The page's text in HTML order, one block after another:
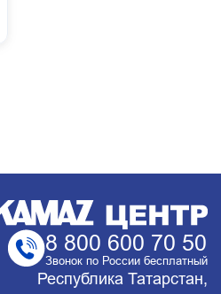
8 800 600 70 50
Звонок по России бесплатный
Республика Татарстан,